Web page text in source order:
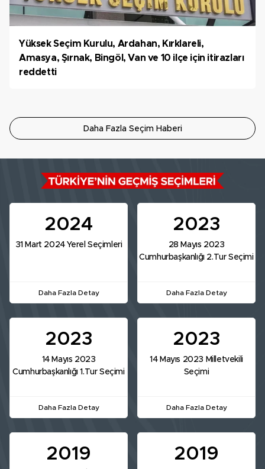
Yüksek Seçim Kurulu, Ardahan, Kırklareli,
Amasya, Şırnak, Bingöl, Van ve 10 ilçe için itirazları
reddetti
Daha Fazla Seçim Haberi
2024
31 Mart 2024 Yerel Seçimleri
Daha Fazla Detay
2023
28 Mayıs 2023
Cumhurbaşkanlığı 2.Tur Seçimi
Daha Fazla Detay
2023
14 Mayıs 2023
Cumhurbaşkanlığı 1.Tur Seçimi
Daha Fazla Detay
2023
14 Mayıs 2023 Milletvekili
Seçimi
Daha Fazla Detay
2019 2019